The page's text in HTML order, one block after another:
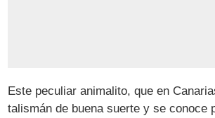
Este peculiar animalito, que en
talismán de buena suerte y se conoce